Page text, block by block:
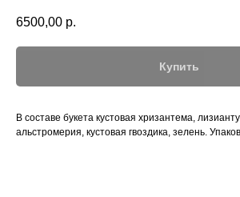
6500,00 р.
Купить
В составе букета кустовая хризантема,
альстромерия, кустовая гвоздика, зелень.